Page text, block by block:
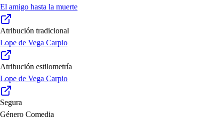
El amigo hasta la muerte
Atribución tradicional
Lope de Vega Carpio
Atribución estilometría
Lope de Vega Carpio
Segura
Género Comedia